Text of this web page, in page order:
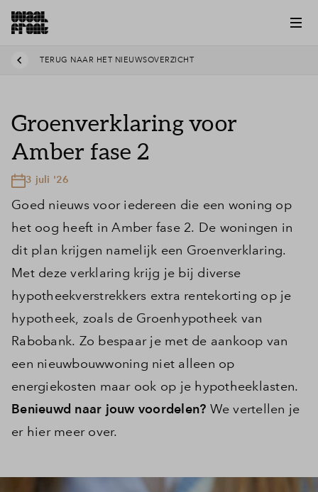
TERUG NAAR HET NIEUWSOVERZICHT
Groenverklaring voor
Amber fase 2
3 juli '26
Goed nieuws voor iedereen die een woning op
het oog heeft in Amber fase 2. De woningen in
dit plan krijgen namelijk een Groenverklaring.
Met deze verklaring krijg je bij diverse
hypotheekverstrekkers extra rentekorting op je
hypotheek, zoals de Groenhypotheek van
Rabobank. Zo bespaar je met de aankoop van
een nieuwbouwwoning niet alleen op
energiekosten maar ook op je hypotheeklasten.
Benieuwd naar jouw voordelen? We vertellen je
er hier meer over.